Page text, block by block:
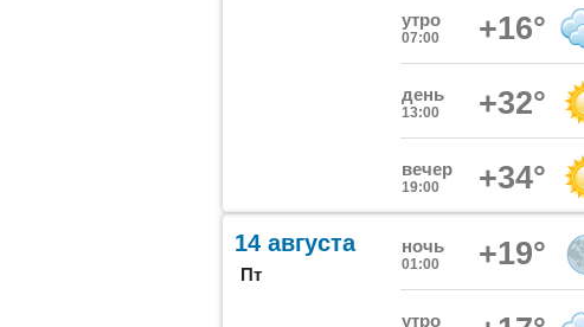
утро
07:00 +16°
день
13:00 +32°
вечер
19:00 +34°
14 августа
Пт
ночь
01:00 +19°
утро